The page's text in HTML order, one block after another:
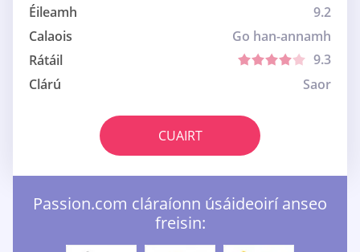
Éileamh
9.2
Calaois
Go han-annamh
Rátáil
9.3
Clárú
Saor
CUAIRT
Passion.com cláraíonn úsáideoirí anseo
freisin: